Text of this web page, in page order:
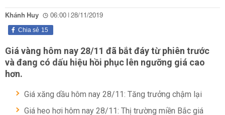
Khánh Huy 06:00 | 28/11/2019
15
Chia sẻ
Giá vàng hôm nay 28/11 đã bắt đáy từ phiên trước
và đang có dấu hiệu hồi phục lên ngưỡng giá cao
hơn.
Giá xăng dầu hôm nay 28/11: Tăng trưởng chậm lại
Giá heo hơi hôm nay 28/11: Thị trường miền Bắc giá